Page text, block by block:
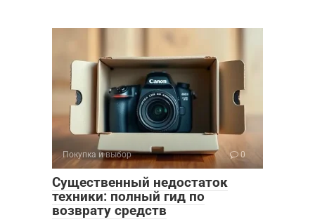
Покупка и выбор 0
Существенный недостаток
техники: полный гид по
возврату средств